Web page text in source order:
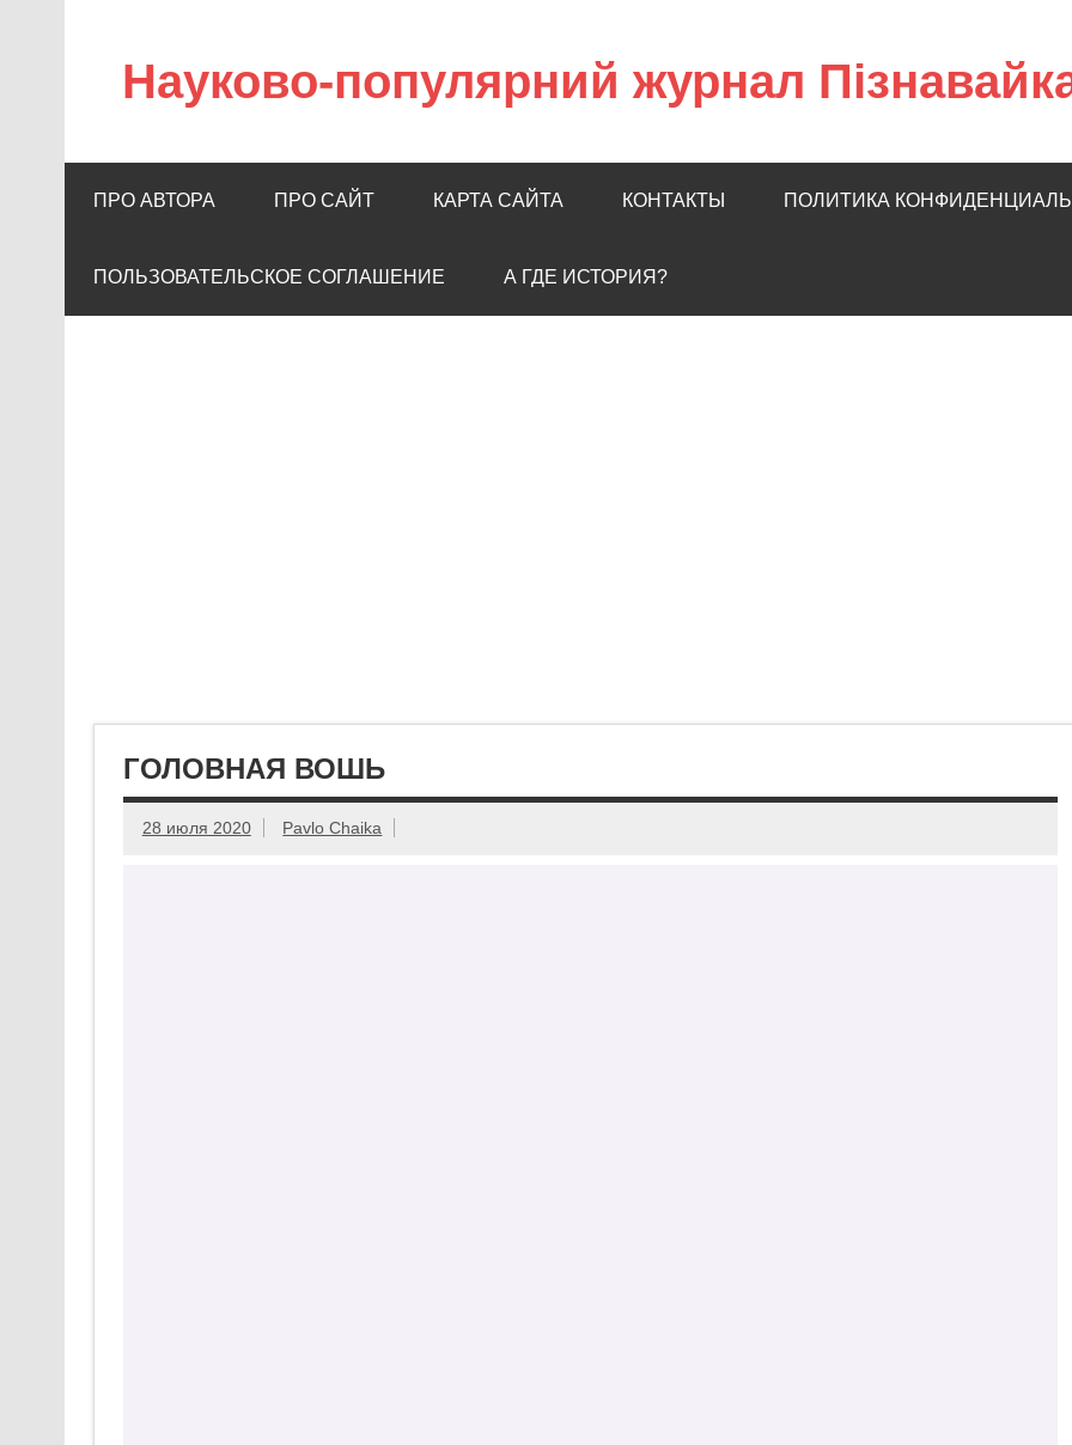
Науково-популярний журнал
ПРО АВТОРА ПРО САЙТ КАРТА САЙТА КОНТАКТЫ ПОЛИТИКА
ПОЛЬЗОВАТЕЛЬСКОЕ СОГЛАШЕНИЕ А ГДЕ ИСТОРИЯ?
ГОЛОВНАЯ ВОШЬ
28 июля 2020 Pavlo Chaika